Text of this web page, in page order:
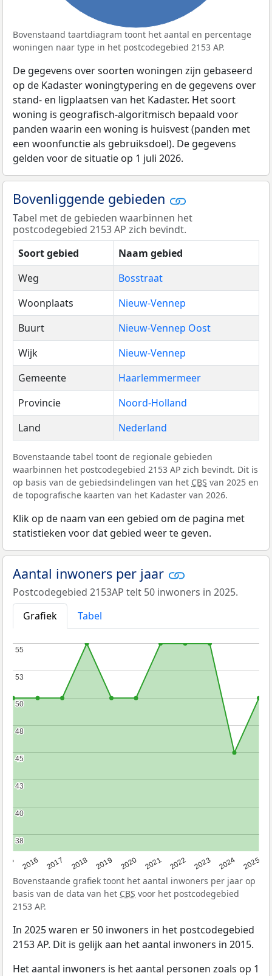
Bovenstaand taartdiagram toont het aantal en percentage
woningen naar type in het postcodegebied 2153 AP.
De gegevens over soorten woningen zijn gebaseerd
op de Kadaster woningtypering en de gegevens over
stand- en ligplaatsen van het Kadaster. Het soort
woning is geografisch-algoritmisch bepaald voor
panden waarin een woning is huisvest (panden met
een woonfunctie als gebruiksdoel). De gegevens
gelden voor de situatie op 1 juli 2026.
Bovenliggende gebieden
Tabel met de gebieden waarbinnen het
postcodegebied 2153 AP zich bevindt.
Soort gebied
Naam gebied
Weg
Bosstraat
Woonplaats
Nieuw-Vennep
Buurt
Nieuw-Vennep Oost
Wijk
Nieuw-Vennep
Gemeente
Haarlemmermeer
Provincie
Noord-Holland
Land
Nederland
Bovenstaande tabel toont de regionale gebieden
waarbinnen het postcodegebied 2153 AP zich bevindt. Dit is
op basis van de gebiedsindelingen van het CBS van 2025 en
de topografische kaarten van het Kadaster van 2026.
Klik op de naam van een gebied om de pagina met
statistieken voor dat gebied weer te geven.
Aantal inwoners per jaar
Postcodegebied 2153AP telt 50 inwoners in 2025.
Grafiek
Tabel
2016 2017 2018 2019 2020 2021 2022 2023 2024 2025
38
38
40
40
43
43
45
45
48
48
50
50
53
53
55
55
Bovenstaande grafiek toont het aantal inwoners per jaar op
basis van de data van het CBS voor het postcodegebied
2153 AP.
In 2025 waren er 50 inwoners in het postcodegebied
2153 AP. Dit is gelijk aan het aantal inwoners in 2015.
Het aantal inwoners is het aantal personen zoals op 1